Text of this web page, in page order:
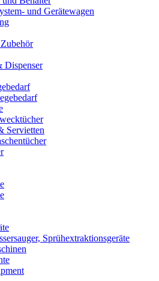
und Gerätewagen
Dispenser
Servietten
Sprühextraktionsgeräte